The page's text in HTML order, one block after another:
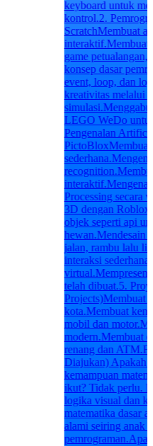
keyboard untuk
kontrol.2.
ScratchMembuat
interaktif.Membuat
game petualangan,
konsep dasar
event, loop, dan
kreativitas melalui
LEGO WeDo
Pengenalan
Processing secara
3D dengan Roblox
objek seperti api
hewan.Mendesain
jalan, rambu lalu
interaksi
telah dibuat.5.
Projects)Membuat
kota.Membuat
mobil dan
modern.Membuat
renang dan
Diajukan) Apakah
kemampuan
ikut? Tidak perlu.
logika visual dan
matematika dasar
alami seiring anak